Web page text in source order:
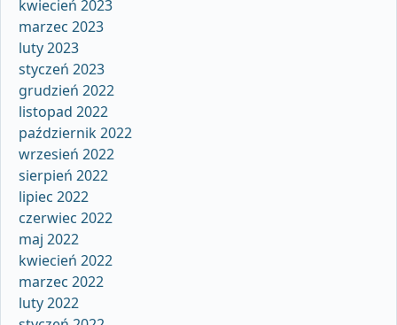
kwiecień 2023
marzec 2023
luty 2023
styczeń 2023
grudzień 2022
listopad 2022
październik 2022
wrzesień 2022
sierpień 2022
lipiec 2022
czerwiec 2022
maj 2022
kwiecień 2022
marzec 2022
luty 2022